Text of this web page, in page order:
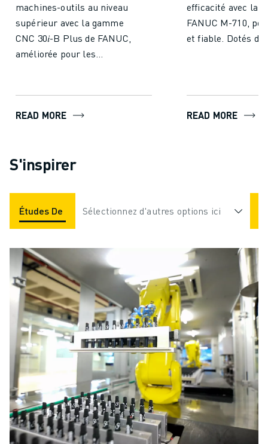
machines-outils au niveau
supérieur avec la gamme
CNC 30𝑖-B Plus de FANUC,
améliorée pour les
30𝑖/31𝑖/32𝑖-B Plus de la
gamme de commandes
pour optimiser et
simplifier les opérations
des machines-outils
de tous les avantages du
prédécesseur des CNC de
la gamme 30𝑖-B Plus et de
bien d'autres encore.
READ MORE
efficacité avec la
FANUC M-710,
et fiable. Dotés
large éventail
READ MORE
S'inspirer
Études De Cas Applications Industries
Sélectionnez d'autres options ici